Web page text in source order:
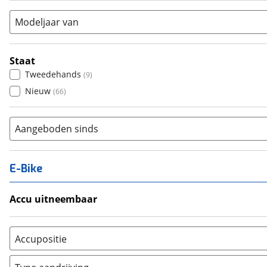
Modeljaar van
Staat
Tweedehands (9)
Nieuw (66)
Aangeboden sinds
E-Bike
Accu uitneembaar
Nee, vast (0)
Accupositie
Bagagedrager (0)